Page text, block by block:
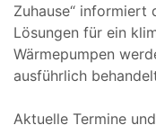
Zuhause“ informiert
Lösungen für ein
Wärmepumpen
ausführlich
Aktuelle Termine